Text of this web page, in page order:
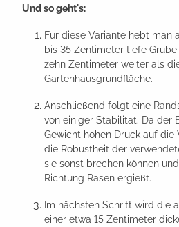
Und so geht's:
Für diese Variante hebt man
bis 35 Zentimeter tiefe
zehn Zentimeter weiter als
Gartenhausgrundfläche.
Anschließend folgt eine
von einiger Stabilität. Da der
Gewicht hohen Druck auf die
die Robustheit der
sie sonst brechen können
Richtung Rasen ergießt.
Im nächsten Schritt wird die
einer etwa 15 Zentimeter